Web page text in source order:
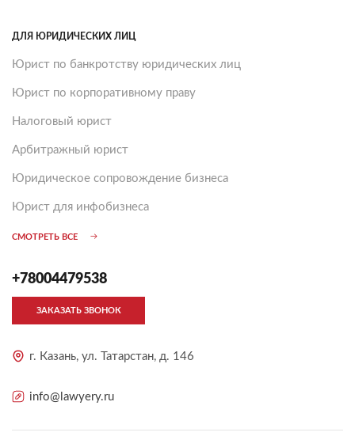
ДЛЯ ЮРИДИЧЕСКИХ ЛИЦ
Юрист по банкротству юридических лиц
Юрист по корпоративному праву
Налоговый юрист
Арбитражный юрист
Юридическое сопровождение бизнеса
Юрист для инфобизнеса
СМОТРЕТЬ ВСЕ
+78004479538
ЗАКАЗАТЬ ЗВОНОК
г. Казань, ул. Татарстан, д. 146
info@lawyery.ru